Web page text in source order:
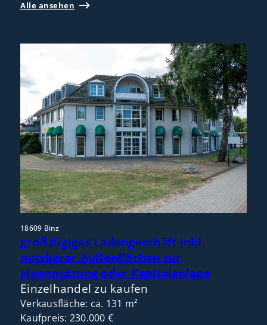
Alle ansehen
18609 Binz
großzügiges Ladengeschäft inkl.
nutzbarer Außenflächen zur
Eigennutzung oder Kapitalanlage
Einzelhandel zu kaufen
Verkausfläche: ca. 131 m²
Kaufpreis: 230.000 €